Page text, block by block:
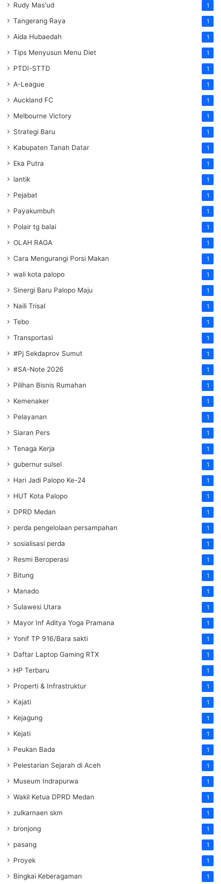
Rudy Mas'ud 1
Tangerang Raya 1
Aida Hubaedah 1
Tips Menyusun Menu Diet 1
PTDI-STTD 1
A-League 1
Auckland FC 1
Melbourne Victory 1
Strategi Baru 1
Kabupaten Tanah Datar 1
Eka Putra 1
lantik 1
Pejabat 1
Payakumbuh 1
Polair tg balai 1
OLAH RAGA 1
Cara Mengurangi Porsi Makan 1
wali kota palopo 1
Sinergi Baru Palopo Maju 1
Naili Trisal 1
Tebo 1
Transportasi 1
#Pj Sekdaprov Sumut 1
#SA-Note 2026 1
Pilihan Bisnis Rumahan 1
Kemenaker 1
Pelayanan 1
Siaran Pers 1
Tenaga Kerja 1
gubernur sulsel 1
Hari Jadi Palopo Ke-24 1
HUT Kota Palopo 1
DPRD Medan 1
perda pengelolaan persampahan 1
sosialisasi perda 1
Resmi Beroperasi 1
Bitung 1
Manado 1
Sulawesi Utara 1
Mayor Inf Aditya Yoga Pramana 1
Yonif TP 916/Bara sakti 1
Daftar Laptop Gaming RTX 1
HP Terbaru 1
Properti & Infrastruktur 1
Kajati 1
Kejagung 1
Kejati 1
Peukan Bada 1
Pelestarian Sejarah di Aceh 1
Museum Indrapurwa 1
Wakil Ketua DPRD Medan 1
zulkarnaen skm 1
bronjong 1
pasang 1
Proyek 1
Bingkai Keberagaman 1